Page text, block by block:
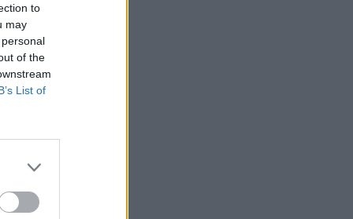
to
may
of the
List of